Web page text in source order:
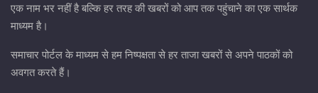
एक नाम भर नहीं है बल्कि हर तरह की खबरों को आप तक पहुंचाने का एक सार्थक
माध्यम है।
समाचार पोर्टल के माध्यम से हम निष्पक्षता से हर ताजा खबरों से अपने पाठकों को
अवगत करते हैं।